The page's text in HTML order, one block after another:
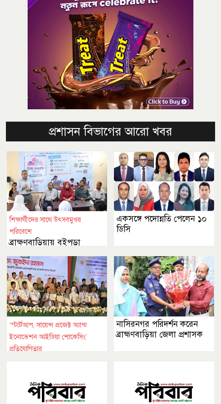
প্রশাসন বিভাগের আরো খবর
শিক্ষার্থীদের সাথে উৎসবমুখর
পরিবেশে
ব্রাক্ষণবাড়িয়ায় বইপড়া
একসঙ্গে পদোন্নতি পেলেন ১০
ডিসি
‘স্টার্টআপ, সায়েন্স প্রজেক্ট অ্যান্ড
ইনোভেশন আইডিয়া শোকেসিং’
প্রতিযোগিতার
নাসিরনগর পরিদর্শন করেন
ব্রাহ্মণবাড়িয়া জেলা প্রশাসক